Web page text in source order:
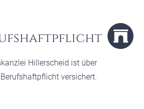
Hillerscheid ist über
versichert.